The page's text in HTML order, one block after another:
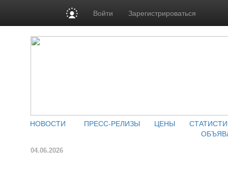
Войти Зарегистрироваться
НОВОСТИ ПРЕСС-РЕЛИЗЫ ЦЕНЫ
04.06.2026